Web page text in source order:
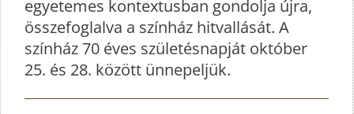
egyetemes kontextusban gondolja újra,
összefoglalva a színház hitvallását. A
színház 70 éves születésnapját október
25. és 28. között ünnepeljük.